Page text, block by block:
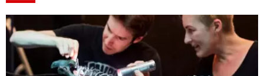
Sorprendente hallazgo